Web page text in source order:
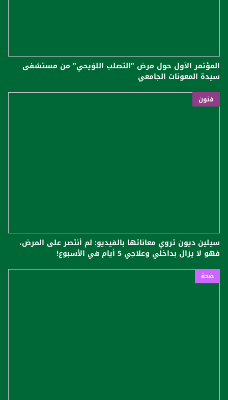
المؤتمر الأول حول مرض "التصلب اللوَيحي" من مستشفى
سيدة المعونات الجامعي
فنون
سيلين ديون تروي معاناتها بالفيديو: لم أنتصر على المرض،
فهو لا يزال بداخلي وعلاجي 5 أيام في الأسبوع!
صحة